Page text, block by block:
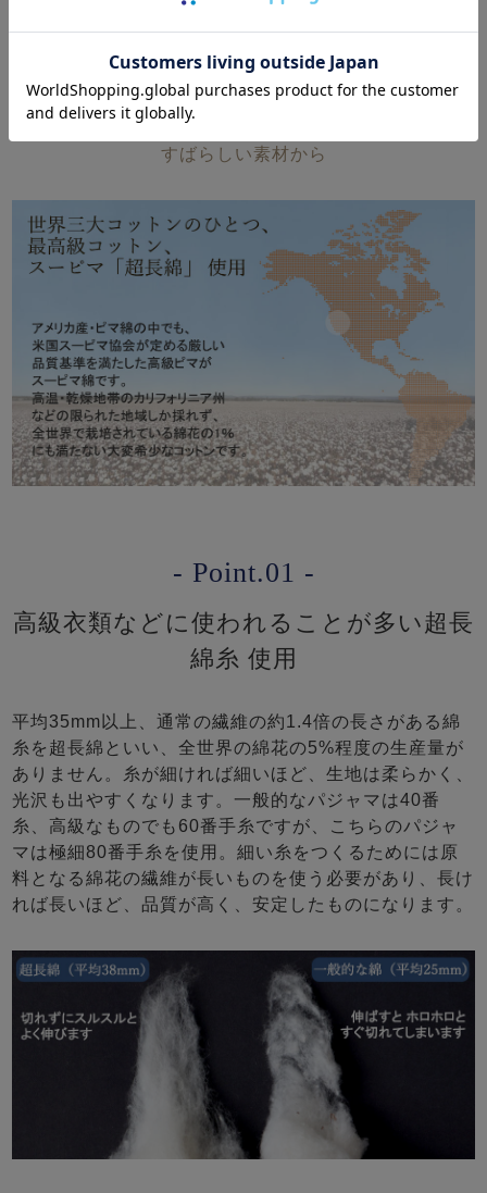
これが綿100%？ため息のでるようなスーピ
マ超長綿サテンの輝きは
すばらしい素材から
- Point.01 -
高級衣類などに使われることが多い超長
綿糸 使用
平均35mm以上、通常の繊維の約1.4倍の長さがある綿
糸を超長綿といい、全世界の綿花の5%程度の生産量が
ありません。糸が細ければ細いほど、生地は柔らかく、
光沢も出やすくなります。一般的なパジャマは40番
糸、高級なものでも60番手糸ですが、こちらのパジャ
マは極細80番手糸を使用。細い糸をつくるためには原
料となる綿花の繊維が長いものを使う必要があり、長け
れば長いほど、品質が高く、安定したものになります。